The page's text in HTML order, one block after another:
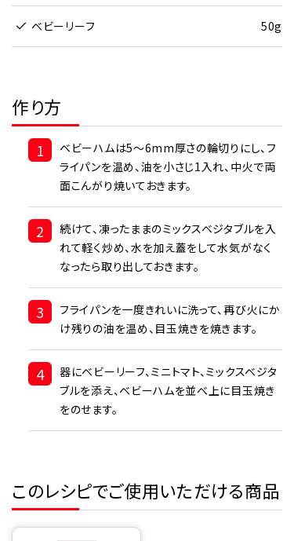
ベビーリーフ 50g
作り方
1
ベビーハムは5～6mm厚さの輪切りにし、フ
ライパンを温め、油を小さじ1入れ、中火で両
面こんがり焼いておきます。
2
続けて、凍ったままのミックスベジタブルを入
れて軽く炒め、水を加え蓋をして水気がなく
なったら取り出しておきます。
3
フライパンを一度きれいに洗って、再び火にか
け残りの油を温め、目玉焼きを焼きます。
4
器にベビーリーフ、ミニトマト、ミックスベジタ
ブルを添え、ベビーハムを並べ上に目玉焼き
をのせます。
このレシピでご使用いただける商品